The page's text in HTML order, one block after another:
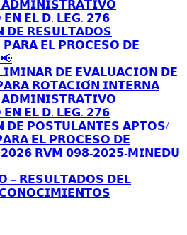
𝗘𝗟 𝗗. 𝗟𝗘𝗚. 𝟮𝟳𝟲
𝗗𝗘 𝗥𝗘𝗦𝗨𝗟𝗧𝗔𝗗𝗢𝗦
𝗣𝗔𝗥𝗔 𝗘𝗟 𝗣𝗥𝗢𝗖𝗘𝗦𝗢 𝗗𝗘
𝗗𝗘 𝗘𝗩𝗔𝗟𝗨𝗔𝗖𝗜𝗢́𝗡 𝗗𝗘
𝗥𝗢𝗧𝗔𝗖𝗜𝗢́𝗡 𝗜𝗡𝗧𝗘𝗥𝗡𝗔
𝗘𝗟 𝗗. 𝗟𝗘𝗚. 𝟮𝟳𝟲
𝗗𝗘 𝗣𝗢𝗦𝗧𝗨𝗟𝗔𝗡𝗧𝗘𝗦 𝗔𝗣𝗧𝗢𝗦/
𝗘𝗟 𝗣𝗥𝗢𝗖𝗘𝗦𝗢 𝗗𝗘
𝗥𝗩𝗠 𝟬𝟵𝟴-𝟮𝟬𝟮𝟱-𝗠𝗜𝗡𝗘𝗗𝗨
– 𝗥𝗘𝗦𝗨𝗟𝗧𝗔𝗗𝗢𝗦 𝗗𝗘𝗟